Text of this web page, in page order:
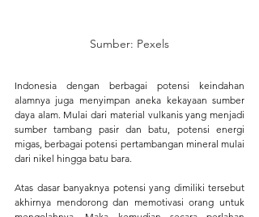
Sumber: Pexels
Indonesia dengan berbagai potensi keindahan
alamnya juga menyimpan aneka kekayaan sumber
daya alam. Mulai dari material vulkanis yang menjadi
sumber tambang pasir dan batu, potensi energi
migas, berbagai potensi pertambangan mineral mulai
dari nikel hingga batu bara.
Atas dasar banyaknya potensi yang dimiliki tersebut
akhirnya mendorong dan memotivasi orang untuk